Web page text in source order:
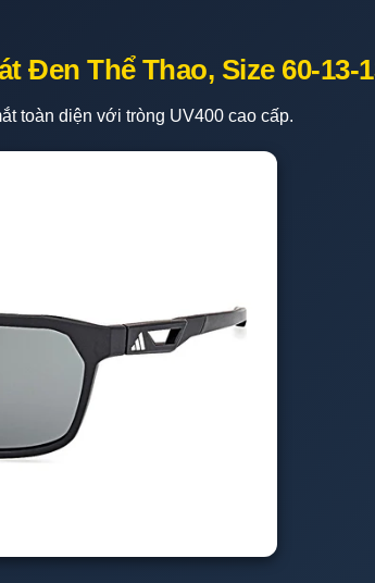
Đen Thể Thao, Size 60-13-
toàn diện với tròng UV400 cao cấp.